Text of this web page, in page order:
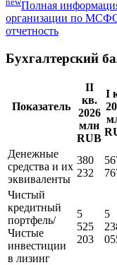
данные
Поручитель: ДОМ.РФ
Полная
организации по МСФО
Бухгалтерский
Показатель
II
2026
млн
Денежные
средства и их
эквиваленты
380
232
567
Чистый
кредитный